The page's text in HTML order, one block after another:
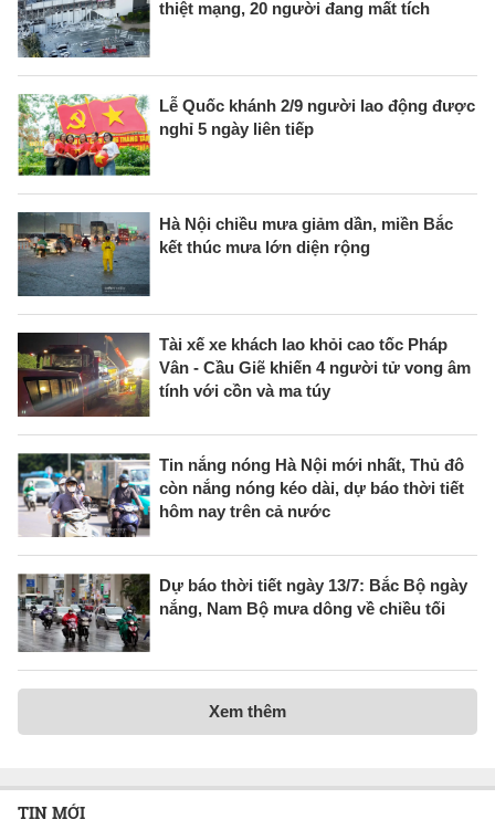
thiệt mạng, 20 người đang mất tích
Lễ Quốc khánh 2/9 người lao động được
nghỉ 5 ngày liên tiếp
Hà Nội chiều mưa giảm dần, miền Bắc
kết thúc mưa lớn diện rộng
Tài xế xe khách lao khỏi cao tốc Pháp
Vân - Cầu Giẽ khiến 4 người tử vong âm
tính với cồn và ma túy
Tin nắng nóng Hà Nội mới nhất, Thủ đô
còn nắng nóng kéo dài, dự báo thời tiết
hôm nay trên cả nước
Dự báo thời tiết ngày 13/7: Bắc Bộ ngày
nắng, Nam Bộ mưa dông về chiều tối
Xem thêm
TIN MỚI